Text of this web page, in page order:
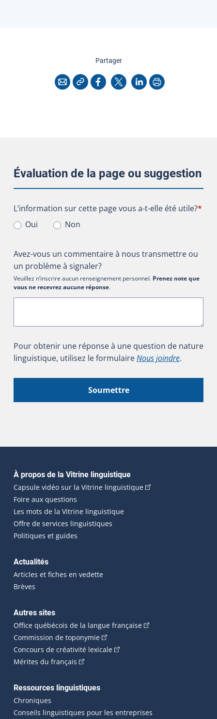
Partagercette page
CourrielCopier l'adresse
Facebook
X LinkedInImprimer
Évaluation de la page ou suggestion
L’information sur cette page vous a-t-elle été utile?
L’information sur cette page vous a-t-elle été utile?*
Oui
Non
Avez-vous un commentaire à nous transmettre ou
un problème à signaler?
Veuillez n’inscrire aucun renseignement personnel. Prenez note que
vous ne recevrez aucune réponse.
Pour obtenir une réponse à une question de nature
linguistique, utilisez le formulaireNous joindre.
Soumettre
Navigation principale
À propos de la Vitrine linguistique
Capsule vidéo sur la Vitrine linguistique(Cet hyperlien
Foire aux questions
Les mots de la Vitrine linguistique
Offre de services linguistiques
Politiques et guides
Actualités
Articles et fiches en vedette
Brèves
Autres sites
Office québécois de la langue française(Cet hyperlien
Commission de toponymie(Cet hyperlien externe s'ouvrira
Concours de créativité lexicale(Cet hyperlien externe
Mérites du français (Cet hyperlien externe s'ouvrira dans une
Ressources linguistiques
Chroniques
Conseils linguistiques pour les entreprises